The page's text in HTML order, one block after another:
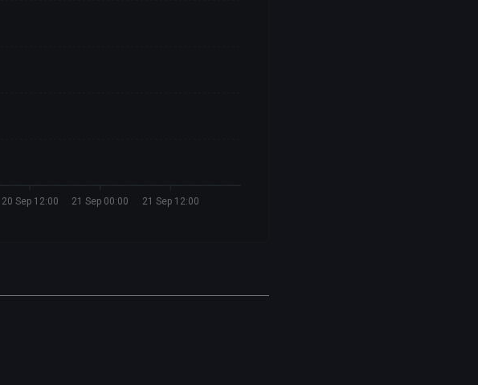
20 Sep 12:00 21 Sep 00:00 21 Sep 12:00